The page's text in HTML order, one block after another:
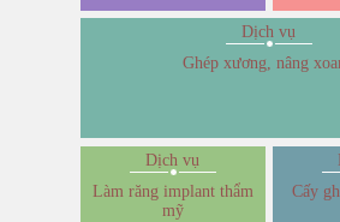
Dịch vụ
Ghép xương, nâng
Dịch vụ
Làm răng implant thẩm
mỹ
Cấy